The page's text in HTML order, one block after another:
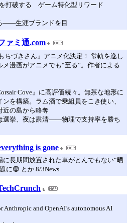
打破する ゲーム特化型リワード
――生涯ブランドを目
ァミ通.com
ちづきさん』アニメ化決定！ 常軌を逸し
漫画がアニメでも“至る”。作者による
Cove』に高評価続々。無茶な地形に
を構築。ラム酒で乗組員をこき使い、
近の島から略奪
選挙、夜は粛清――物理で支持率を勝ち
is gone
に長期間放置された車がとんでもない“晒
に😨 とか 8/3News
Anthropic and OpenAI’s autonomous AI